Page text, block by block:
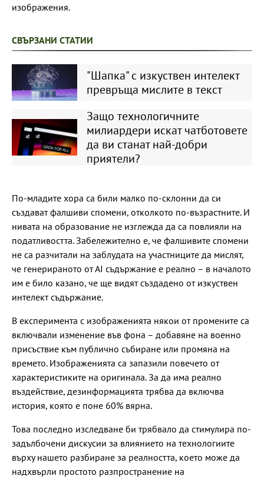
изображения.
СВЪРЗАНИ СТАТИИ
"Шапка" с изкуствен интелект
превръща мислите в текст
Защо технологичните
милиардери искат чатботовете
да ви станат най-добри
приятели?
По-младите хора са били малко по-склонни да си
създават фалшиви спомени, отколкото по-възрастните. И
нивата на образование не изглежда да са повлияли на
податливостта. Забележително е, че фалшивите спомени
не са разчитали на заблудата на участниците да мислят,
че генерираното от АІ съдържание е реално – в началото
им е било казано, че ще видят създадено от изкуствен
интелект съдържание.
В експеримента с изображенията някои от промените са
включвали изменение във фона – добавяне на военно
присъствие към публично събиране или промяна на
времето. Изображенията са запазили повечето от
характеристиките на оригинала. За да има реално
въздействие, дезинформацията трябва да включва
история, която е поне 60% вярна.
Това последно изследване би трябвало да стимулира по-
задълбочени дискусии за влиянието на технологиите
върху нашето разбиране за реалността, което може да
надхвърли простото разпространение на